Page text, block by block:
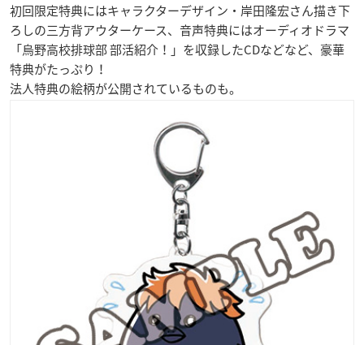
初回限定特典にはキャラクターデザイン・岸田隆宏さん描き下
ろしの三方背アウターケース、音声特典にはオーディオドラマ
「烏野高校排球部 部活紹介！」を収録したCDなどなど、豪華
特典がたっぷり！
法人特典の絵柄が公開されているものも。